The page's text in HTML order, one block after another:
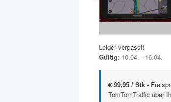
Leider verpasst!
Gültig: 10.04. - 16.04.
€ 99,95 / Stk -
TomTomTraffic über